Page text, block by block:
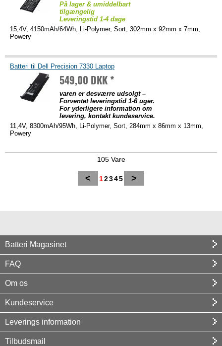
På lager & umiddelbart
tilgængelig
Leveringstid 1-4 dage
15,4V, 4150mAh/64Wh, Li-Polymer, Sort, 302mm x 92mm x 7mm,
Powery
Batteri til Dell Precision 7330 Laptop
549,00 DKK *
varen er desværre udsolgt –
Forventet leveringstid 1-6 uger.
For yderligere information om
levering, kontakt kundeservice.
11,4V, 8300mAh/95Wh, Li-Polymer, Sort, 284mm x 86mm x 13mm,
Powery
105 Vare
< 12345 >
Batteri Magasinet
FAQ
Om os
Kundeservice
Leverings information
Tilbudsmail